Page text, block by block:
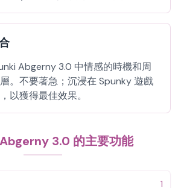
Abgerny 3.0 中情感的時機和周
。不要著急；沉浸在 Spunky 遊戲
以獲得最佳效果。
3.0 的主要功能
1